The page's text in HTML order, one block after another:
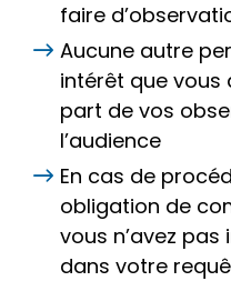
faire
Aucune autre
intérêt que vous
part de vos
l’audience
En cas de
obligation de
vous n’avez
dans votre